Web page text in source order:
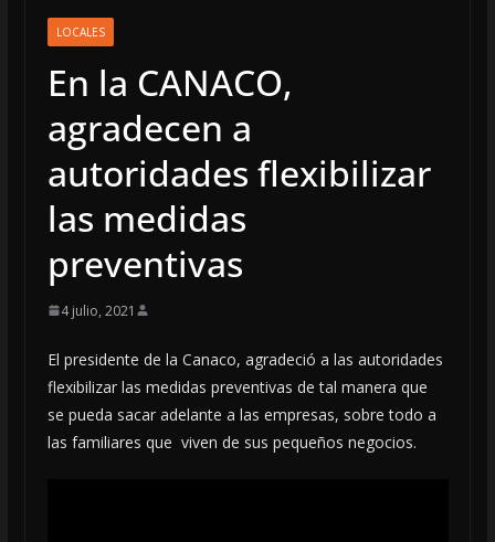
LOCALES
En la CANACO,
agradecen a
autoridades flexibilizar
las medidas
preventivas
4 julio, 2021
El presidente de la Canaco, agradeció a las autoridades
flexibilizar las medidas preventivas de tal manera que
se pueda sacar adelante a las empresas, sobre todo a
las familiares que viven de sus pequeños negocios.